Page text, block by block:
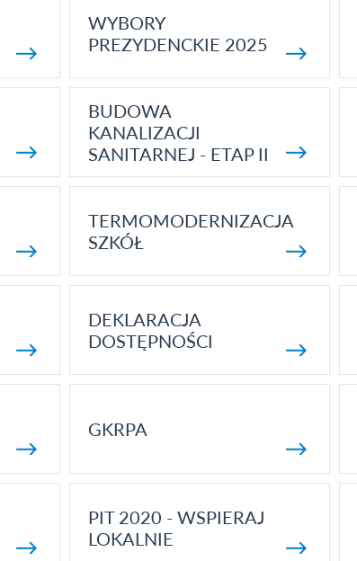
WYBORY
PREZYDENCKIE 2025
BUDOWA
KANALIZACJI
SANITARNEJ - ETAP II
TERMOMODERNIZACJA
SZKÓŁ
DEKLARACJA
DOSTĘPNOŚCI
GKRPA
PIT 2020 - WSPIERAJ
LOKALNIE